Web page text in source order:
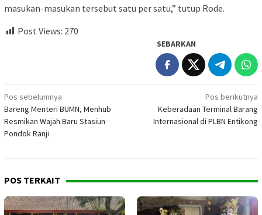
masukan-masukan tersebut satu per satu,” tutup Rode.
Post Views: 270
SEBARKAN
Navigasi
pos
Pos sebelumnya
Bareng Menteri BUMN, Menhub
Resmikan Wajah Baru Stasiun
Pondok Ranji
Pos berikutnya
Keberadaan Terminal Barang
Internasional di PLBN Entikong
POS TERKAIT